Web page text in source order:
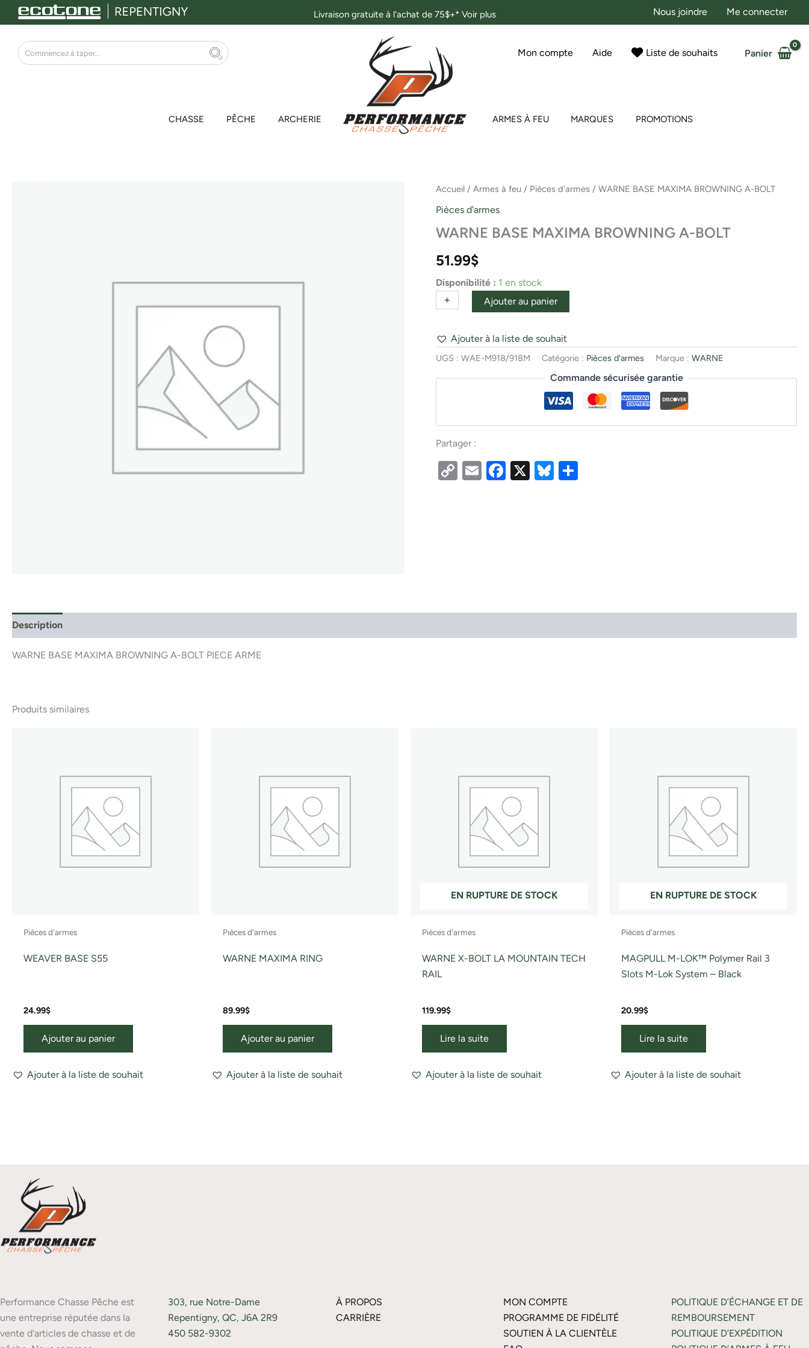
Aller
au
contenu
Livraison gratuite à l'achat de 75$+* Voir plus Nous joindre Me connecter
Rechercher
Mon compte Aide Liste de souhaits Panier
CHASSE PÊCHE ARCHERIE ARMES À FEU MARQUES PROMOTIONS
Accueil /Armes à feu / Pièces d'armes / WARNE BASE MAXIMA BROWNING A-BOLT
Pièces d'armes
WARNE BASE MAXIMA BROWNING A-BOLT
51.99$
Disponibilité : 1 en stock
-
quantité
WARNE
MAXIMA
A-
+ Ajouter au panier
Ajouter à la liste de souhait
UGS :WAE-M918/918M Catégorie : Pièces d'armes Marque :WARNE
Commande sécurisée garantie
Partager :
CopyEmailFacebook
X Bluesky
Description
WARNE BASE MAXIMA BROWNING A-BOLT PIECE ARME
Produits similaires
Pièces d'armes
WEAVER BASE S55
24.99$
Ajouter au panier
Ajouter à la liste de souhait
Pièces d'armes
WARNE MAXIMA RING
89.99$
Ajouter au panier
Ajouter à la liste de souhait
EN RUPTURE DE STOCK
Pièces d'armes
WARNE X-BOLT LA MOUNTAIN TECH
RAIL
119.99$
Lire la suite
Ajouter à la liste de souhait
EN RUPTURE DE STOCK
Pièces d'armes
MAGPULL M-LOK™ Polymer Rail 3
Slots M-Lok System – Black
20.99$
Lire la suite
Ajouter à la liste de souhait
Performance Chasse Pêche est
une entreprise réputée dans la
vente d'articles de chasse et de
303, rue Notre-Dame
Repentigny, QC, J6A 2R9
450 582-9302
À PROPOS
CARRIÈRE
MON COMPTE
PROGRAMME DE FIDÉLITÉ
SOUTIEN À LA CLIENTÈLE
POLITIQUE D’ÉCHANGE ET DE
REMBOURSEMENT
POLITIQUE D’EXPÉDITION